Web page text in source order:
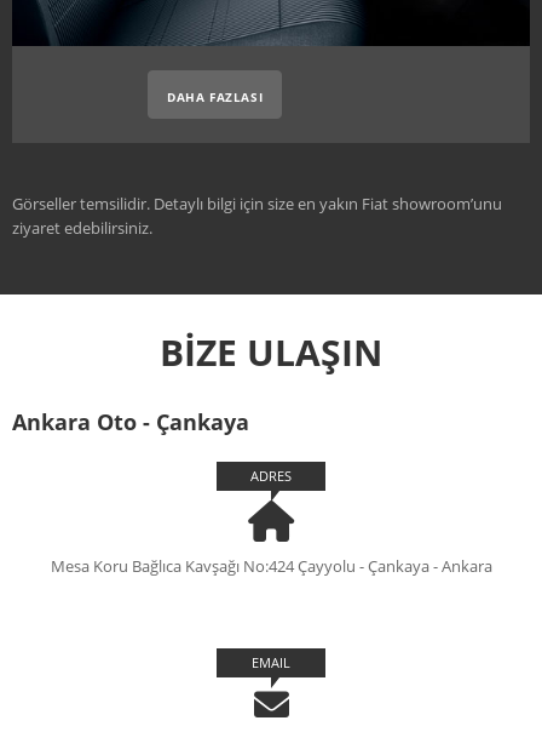
DAHA FAZLASI
Görseller temsilidir. Detaylı bilgi için size en yakın Fiat showroom’unu
ziyaret edebilirsiniz.
BİZE ULAŞIN
Ankara Oto - Çankaya
ADRES
Mesa Koru Bağlıca Kavşağı No:424 Çayyolu - Çankaya - Ankara
EMAIL